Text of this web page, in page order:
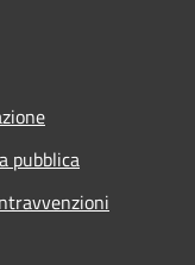
pubblica